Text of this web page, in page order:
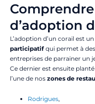
d’adoption
L’adoption d’un corail est un
participatif qui permet à
entreprises de parrainer un
Ce dernier est ensuite
l’une de nos zones de
Rodrigues,